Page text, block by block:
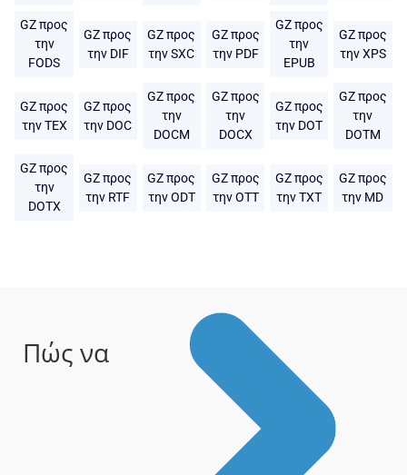
GZ προς
την
FODS
GZ προς
την DIF
GZ προς
την SXC
GZ προς
την PDF
GZ προς
την
EPUB
GZ προς
την XPS
GZ προς
την TEX
GZ προς
την DOC
GZ προς
την
DOCM
GZ προς
την
DOCX
GZ προς
την DOT
GZ προς
την
DOTM
GZ προς
την
DOTX
GZ προς
την RTF
GZ προς
την ODT
GZ προς
την OTT
GZ προς
την TXT
GZ προς
την MD
Πώς να